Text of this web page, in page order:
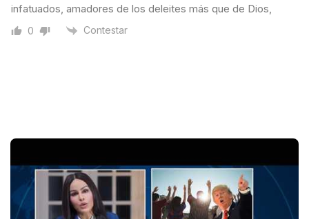
infatuados, amadores de los deleites más que de Dios,
0 Contestar